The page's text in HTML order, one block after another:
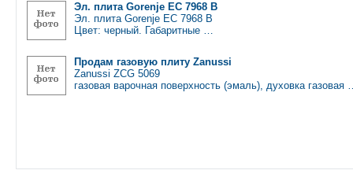
Эл. плита Gorenje EC 7968 B
Эл. плита Gorenje EC 7968 В
Цвет: черный. Габаритные …
Продам газовую плиту Zanussi
Zanussi ZCG 5069
газовая варочная поверхность (эмаль), духовка газовая